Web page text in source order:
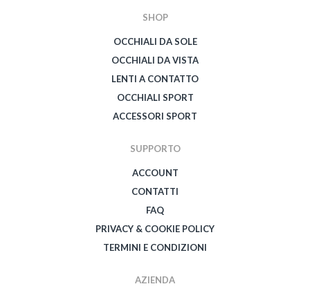
SHOP
OCCHIALI DA SOLE
OCCHIALI DA VISTA
LENTI A CONTATTO
OCCHIALI SPORT
ACCESSORI SPORT
SUPPORTO
ACCOUNT
CONTATTI
FAQ
PRIVACY & COOKIE POLICY
TERMINI E CONDIZIONI
AZIENDA